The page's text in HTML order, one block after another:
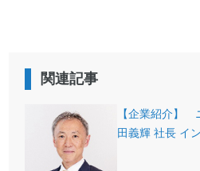
関連記事
【企業紹介】
田義輝 社長 イ